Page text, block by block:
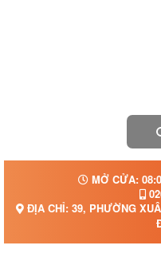
MỞ CỬA:
ĐỊA CHỈ: 39, PHƯỜNG